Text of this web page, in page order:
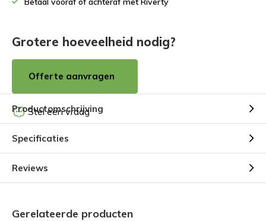
Grotere hoeveelheid nodig?
Offerte aanvragen
Stel een vraag
Productomschrijving
Specificaties
Reviews
Gerelateerde producten